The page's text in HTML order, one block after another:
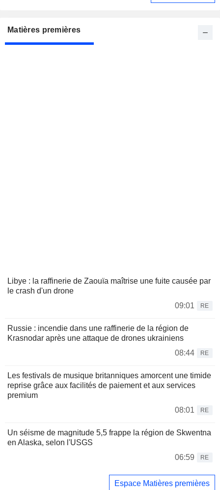
Matières premières
Libye : la raffinerie de Zaouïa maîtrise une fuite causée par
le crash d'un drone
09:01
RE
Russie : incendie dans une raffinerie de la région de
Krasnodar après une attaque de drones ukrainiens
08:44
RE
Les festivals de musique britanniques amorcent une timide
reprise grâce aux facilités de paiement et aux services
premium
08:01
RE
Un séisme de magnitude 5,5 frappe la région de Skwentna
en Alaska, selon l'USGS
06:59
RE
Espace Matières premières